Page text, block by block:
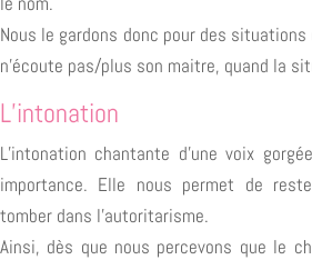
Nous le gardons donc pour des
n’écoute pas/plus son maitre, quand la
L’intonation
L’intonation chantante d’une voix
importance. Elle nous permet de
tomber dans l’autoritarisme.
Ainsi, dès que nous percevons que le